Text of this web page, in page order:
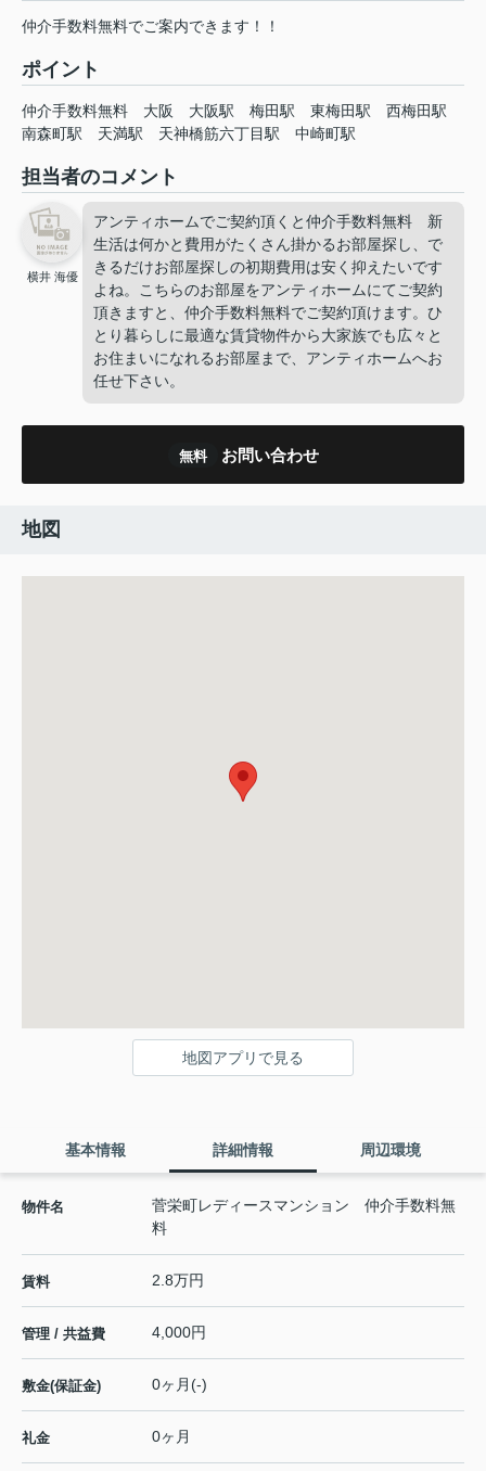
仲介手数料無料でご案内できます！！
ポイント
仲介手数料無料 大阪 大阪駅 梅田駅 東梅田駅
西梅田駅
南森町駅
天満駅 天神橋筋六丁目駅 中崎町駅
担当者のコメント
横井 海優
アンティホームでご契約頂くと仲介手数料無料 新
生活は何かと費用がたくさん掛かるお部屋探し、で
きるだけお部屋探しの初期費用は安く抑えたいです
よね。こちらのお部屋をアンティホームにてご契約
頂きますと、仲介手数料無料でご契約頂けます。ひ
とり暮らしに最適な賃貸物件から大家族でも広々と
お住まいになれるお部屋まで、アンティホームへお
任せ下さい。
無料 お問い合わせ
地図
地図アプリで見る
基本情報 詳細情報 周辺環境
物件名
菅栄町レディースマンション 仲介手数料無
料
賃料 2.8万円
管理 / 共益費 4,000円
敷金(保証金) 0ヶ月(-)
礼金 0ヶ月